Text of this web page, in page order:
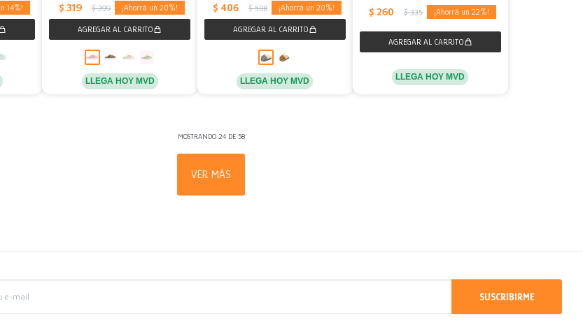
14
$ 319 $ 399 20
LLEGA HOY MVD
$ 406 $ 508 20
LLEGA HOY MVD
$ 260 $ 335 22
LLEGA HOY MVD
MOSTRANDO 24DE 58
VER MÁS
SUSCRIBIRME